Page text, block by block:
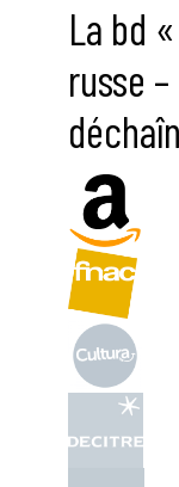
La bd
russe